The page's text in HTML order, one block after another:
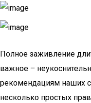
Полное заживление
важное –
рекомендациям наших
несколько простых